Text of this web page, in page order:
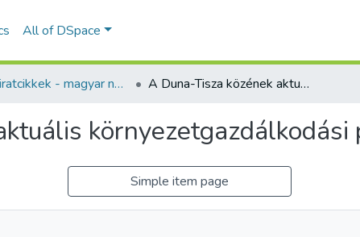
All of DSpace
Folyóiratcikkek - magyar nyelvű (RKI) A Duna-Tisza közének aktuális környezetgazdálkodási problémái
Simple item page